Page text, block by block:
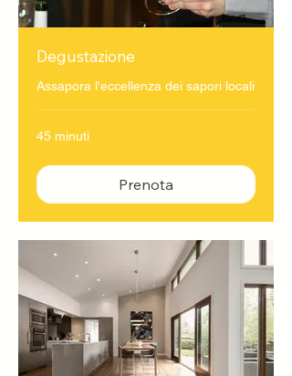
Degustazione
Assapora l'eccellenza dei sapori locali
45 minuti
Prenota